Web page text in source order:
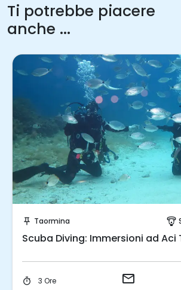
Ti potrebbe piacere
anche ...
push_pin Taormina paragliding
Scuba Diving: Immersioni ad Aci
timer 3 Ore email